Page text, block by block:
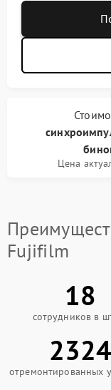
Цена
Fujifilm
18
сотрудников в
2324
отремонтированных